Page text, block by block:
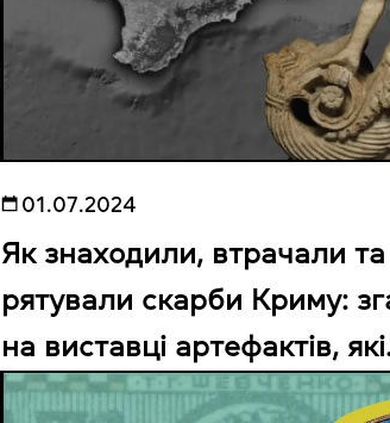
01.07.2024
Як знаходили, втрачали та
рятували скарби Криму:
на виставці артефактів, які
повернули з Амстердаму